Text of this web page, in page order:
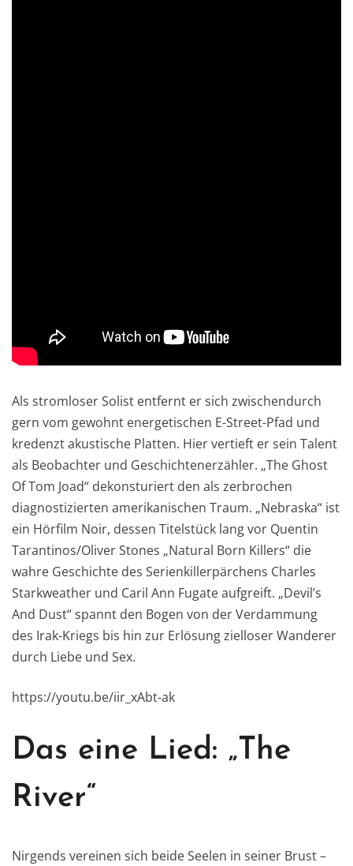
Als stromloser Solist entfernt er sich zwischendurch
gern vom gewohnt energetischen E-Street-Pfad und
kredenzt akustische Platten. Hier vertieft er sein Talent
als Beobachter und Geschichtenerzähler. „The Ghost
Of Tom Joad“ dekonsturiert den als zerbrochen
diagnostizierten amerikanischen Traum. „Nebraska“ ist
ein Hörfilm Noir, dessen Titelstück lang vor Quentin
Tarantinos/Oliver Stones „Natural Born Killers“ die
wahre Geschichte des Serienkillerpärchens Charles
Starkweather und Caril Ann Fugate aufgreift. „Devil’s
And Dust“ spannt den Bogen von der Verdammung
des Irak-Kriegs bis hin zur Erlösung zielloser Wanderer
durch Liebe und Sex.
https://youtu.be/iir_xAbt-ak
Das eine Lied: „The
River“
Nirgends vereinen sich beide Seelen in seiner Brust –